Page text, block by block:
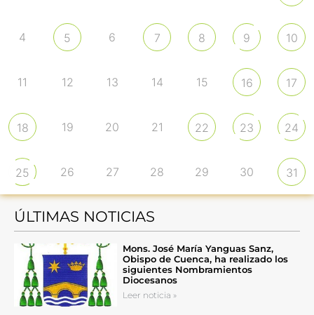
4 5 6 7 8 9 10
11 12 13 14 15 16 17
18 19 20 21 22 23 24
25 26 27 28 29 30 31
ÚLTIMAS NOTICIAS
Mons. José María Yanguas Sanz,
Obispo de Cuenca, ha realizado los
siguientes Nombramientos
Diocesanos
Leer noticia »